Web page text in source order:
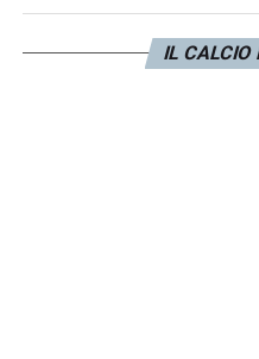
però ribaltoni
IL CALCIO